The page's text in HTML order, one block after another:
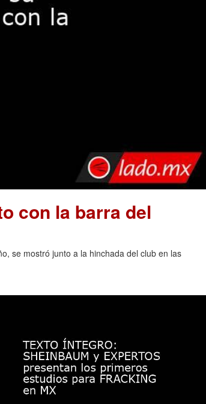
con la barra del
se mostró junto a la hinchada del club en las